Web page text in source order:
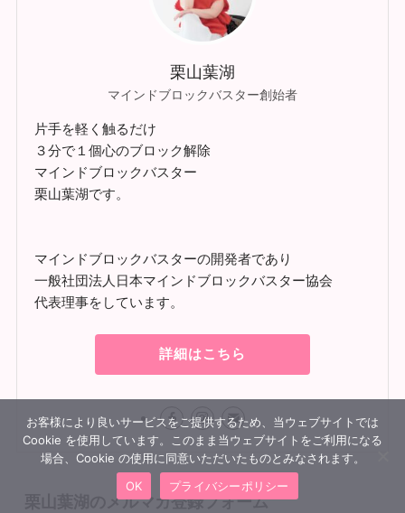
栗山葉湖
マインドブロックバスター創始者
片手を軽く触るだけ
３分で１個心のブロック解除
マインドブロックバスター
栗山葉湖です。
マインドブロックバスターの開発者であり
一般社団法人日本マインドブロックバスター協会
代表理事をしています。
詳細はこちら
栗山葉湖のメルマガ登録フォーム
お客様により良いサービスをご提供するため、当ウェブサイトでは
Cookie を使用しています。このまま当ウェブサイトをご利用になる
場合、Cookie の使用に同意いただいたものとみなされます。
OK
プライバシーポリシー